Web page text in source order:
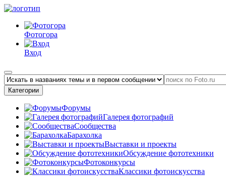
Фотогора
Вход
Категории
Форумы
Галерея фотографий
Сообщества
Барахолка
Выставки и проекты
Обсуждение фототехники
Фотоконкурсы
Классики фотоискусства